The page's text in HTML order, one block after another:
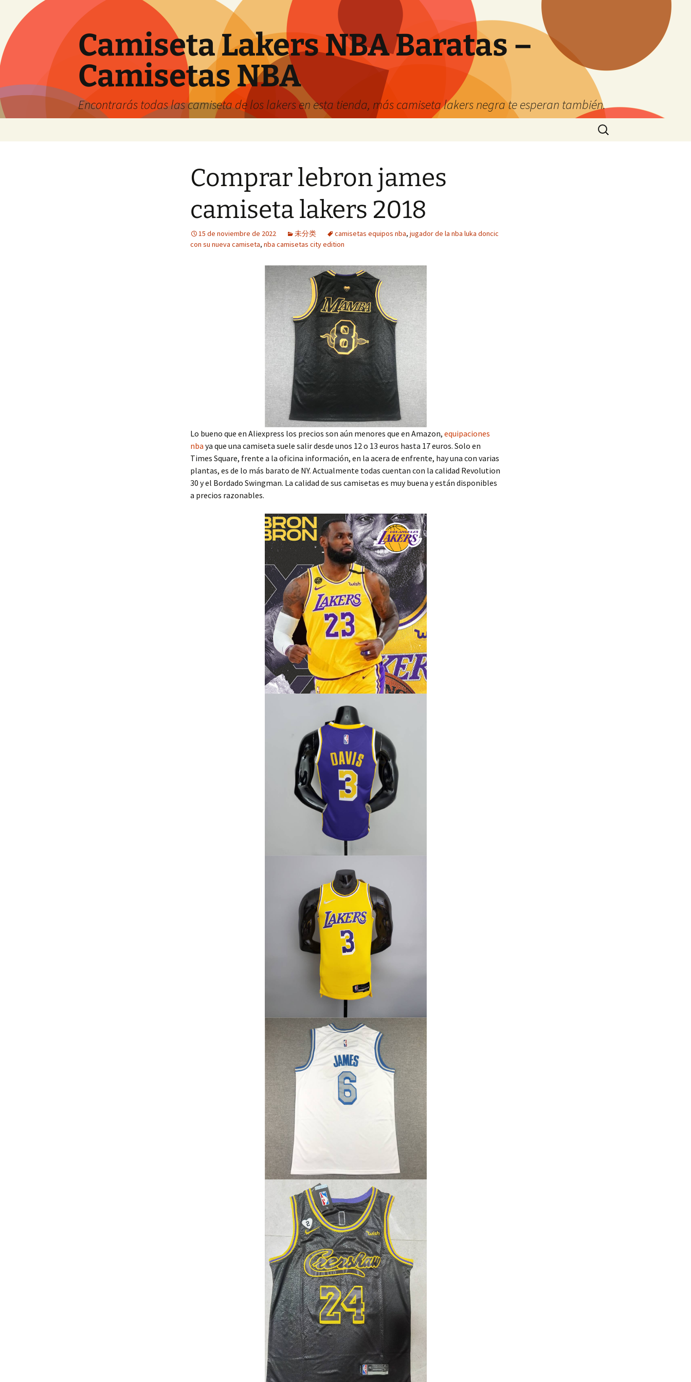
Camiseta Lakers NBA Baratas –
Camisetas NBA
Encontrarás todas las camiseta de los lakers en esta tienda, más camiseta lakers negra te esperan también.
Buscar:
Comprar lebron james
camiseta lakers 2018
15 de noviembre de 2022 未分类 camisetas equipos nba, jugador de la nba luka doncic
con su nueva camiseta, nba camisetas city edition
Lo bueno que en Aliexpress los precios son aún menores que en Amazon, equipaciones
nba ya que una camiseta suele salir desde unos 12 o 13 euros hasta 17 euros. Solo en
Times Square, frente a la oficina información, en la acera de enfrente, hay una con varias
plantas, es de lo más barato de NY. Actualmente todas cuentan con la calidad Revolution
30 y el Bordado Swingman. La calidad de sus camisetas es muy buena y están disponibles
a precios razonables.